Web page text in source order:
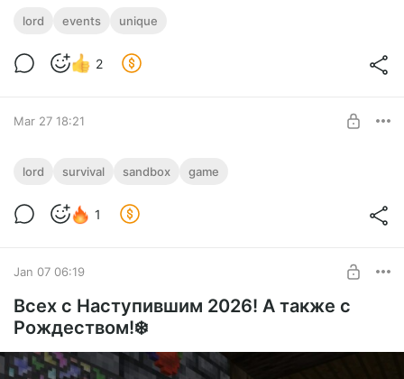
lord events unique
2
Mar 27 18:21
Разработка приостановлена? Нет!, мы
- Что происходило
- И почему это Новая Эпоха
lord survival sandbox game
1
Jan 07 06:19
Всех с Наступившим 2026! А также с
Рождеством!❄️